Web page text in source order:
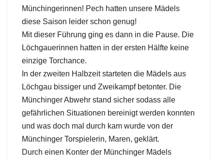
Münchingerinnen! Pech hatten unsere Mädels
diese Saison leider schon genug!
Mit dieser Führung ging es dann in die Pause. Die
Löchgauerinnen hatten in der ersten Hälfte keine
einzige Torchance.
In der zweiten Halbzeit starteten die Mädels aus
Löchgau bissiger und Zweikampf betonter. Die
Münchinger Abwehr stand sicher sodass alle
gefährlichen Situationen bereinigt werden konnten
und was doch mal durch kam wurde von der
Münchinger Torspielerin, Maren, geklärt.
Durch einen Konter der Münchinger Mädels